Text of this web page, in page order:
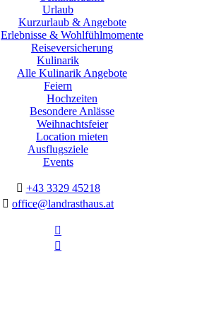
Urlaub
Kurzurlaub & Angebote
Erlebnisse & Wohlfühlmomente
Reiseversicherung
Kulinarik
Alle Kulinarik Angebote
Feiern
Hochzeiten
Besondere Anlässe
Weihnachtsfeier
Location mieten
Ausflugsziele
Events
+43 3329 45218
office@landrasthaus.at